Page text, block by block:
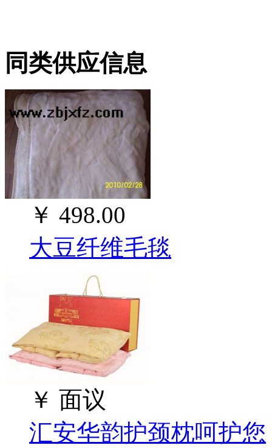
同类供应信息
￥ 498.00
大豆纤维毛毯
￥ 面议
汇安华韵护颈枕呵护您